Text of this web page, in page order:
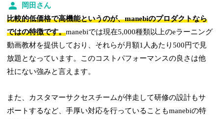
岡田さん
比較的低価格で高機能というのが、manebiのプロダクトなら
ではの特徴です。manebiでは現在5,000種類以上のeラーニング
動画教材を提供しており、それらが月額1人あたり500円で見
放題となっています。このコストパフォーマンスの良さは他
社にない強みと言えます。
また、カスタマーサクセスチームが伴走して研修の設計もサ
ポートするなど、手厚い対応を行っていることもmanebiの特